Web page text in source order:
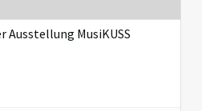
Ausstellung MusiKUSS